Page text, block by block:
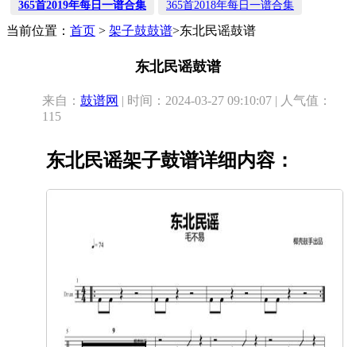
365首2019年每日一谱合集
365首2018年每日一谱合集
当前位置： 首页 > 架子鼓鼓谱>东北民谣鼓谱
东北民谣鼓谱
来自： 鼓谱网 | 时间：2024-03-27 09:10:07 | 人气值：
115
东北民谣架子鼓谱详细内容：